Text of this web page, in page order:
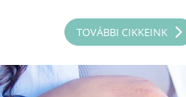
TOVÁBBI CIKKEINK